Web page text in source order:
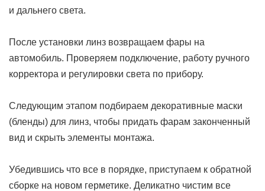
и дальнего света.
После установки линз возвращаем фары на
автомобиль. Проверяем подключение, работу ручного
корректора и регулировки света по прибору.
Следующим этапом подбираем декоративные маски
(бленды) для линз, чтобы придать фарам законченный
вид и скрыть элементы монтажа.
Убедившись что все в порядке, приступаем к обратной
сборке на новом герметике. Деликатно чистим все